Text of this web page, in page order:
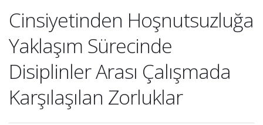
Cinsiyetinden Hoşnutsuzluğa
Yaklaşım Sürecinde
Disiplinler Arası Çalışmada
Karşılaşılan Zorluklar